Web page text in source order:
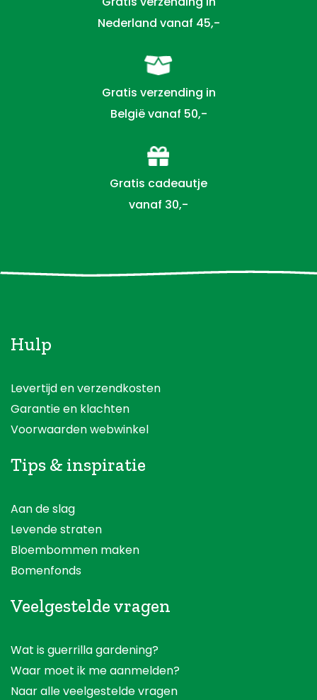
Nederland vanaf 45,-
Gratis verzending in
België vanaf 50,-
Gratis cadeautje
vanaf 30,-
Hulp
Levertijd en verzendkosten
Garantie en klachten
Voorwaarden webwinkel
Tips & inspiratie
Aan de slag
Levende straten
Bloembommen maken
Bomenfonds
Veelgestelde vragen
Wat is guerrilla gardening?
Waar moet ik me aanmelden?
Naar alle veelgestelde vragen